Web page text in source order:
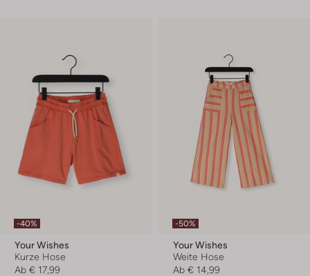
-40%
Your Wishes
Kurze Hose
Ab € 17,99
-50%
Your Wishes
Weite Hose
Ab € 14,99